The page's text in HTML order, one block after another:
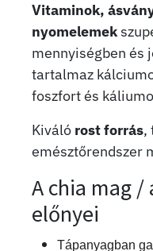
Vitaminok,
nyomelemek
mennyiségben és
tartalmaz
foszfort és
Kiváló rost forrás,
emésztőrendszer
A chia mag /
előnyei
Tápanyagban